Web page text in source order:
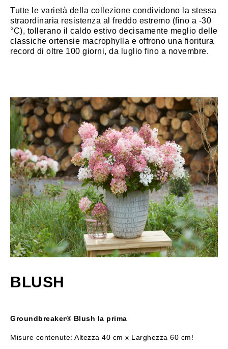
Tutte le varietà della collezione condividono la stessa
straordinaria resistenza al freddo estremo (fino a -30
°C), tollerano il caldo estivo decisamente meglio delle
classiche ortensie macrophylla e offrono una fioritura
record di oltre 100 giorni, da luglio fino a novembre.
BLUSH
Groundbreaker® Blush la prima
Misure contenute: Altezza 40 cm x Larghezza 60 cm!